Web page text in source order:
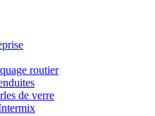
routier
de verre